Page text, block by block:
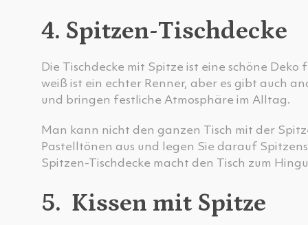
4. Spitzen-Tischdecke
Die Tischdecke mit Spitze ist eine schöne
weiß ist ein echter Renner, aber es gibt auch
und bringen festliche Atmosphäre im Alltag.
Man kann nicht den ganzen Tisch mit der
Pastelltönen aus und legen Sie darauf
Spitzen-Tischdecke macht den Tisch zum
5. Kissen mit Spitze